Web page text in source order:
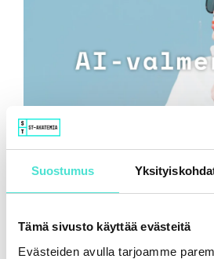
Suostumus
Tämä sivusto käyttää evästeitä
Evästeiden avulla tarjoamme
luotettavuustaso
16.6.2026